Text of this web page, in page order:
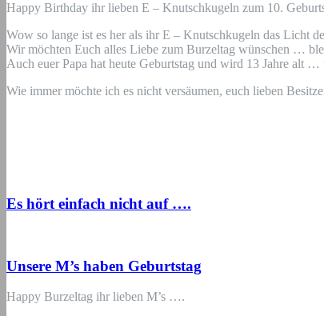
Happy Birthday ihr lieben E – Knutschkugeln zum 10.
Wow so lange ist es her als ihr E – Knutschkugeln das Licht
Wir möchten Euch alles Liebe zum Burzeltag wünschen …
Auch euer Papa hat heute Geburtstag und wird 13 Jahre alt
Wie immer möchte ich es nicht versäumen, euch lieben
Es hört einfach nicht auf ….
Unsere M’s haben Geburtstag
Happy Burzeltag ihr lieben M’s ….